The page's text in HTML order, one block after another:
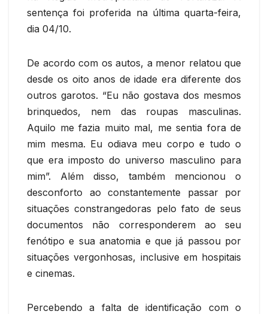
sentença foi proferida na última quarta-feira,
dia 04/10.
De acordo com os autos, a menor relatou que
desde os oito anos de idade era diferente dos
outros garotos. “Eu não gostava dos mesmos
brinquedos, nem das roupas masculinas.
Aquilo me fazia muito mal, me sentia fora de
mim mesma. Eu odiava meu corpo e tudo o
que era imposto do universo masculino para
mim”. Além disso, também mencionou o
desconforto ao constantemente passar por
situações constrangedoras pelo fato de seus
documentos não corresponderem ao seu
fenótipo e sua anatomia e que já passou por
situações vergonhosas, inclusive em hospitais
e cinemas.
Percebendo a falta de identificação com o